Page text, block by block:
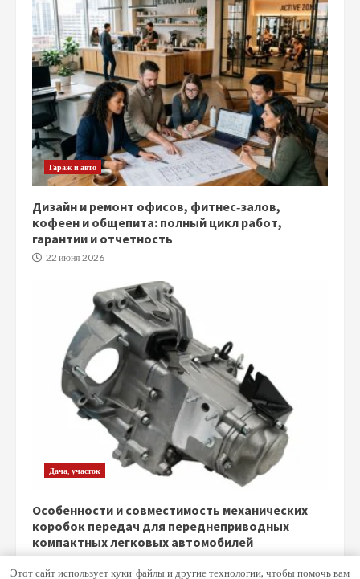
Гараж и авто
Дизайн и ремонт офисов, фитнес‑залов,
кофеен и общепита: полный цикл работ,
гарантии и отчетность
22 июня 2026
Дача, участок
Особенности и совместимость механических
коробок передач для переднеприводных
компактных легковых автомобилей
Этот сайт использует куки-файлы и другие технологии, чтобы помочь вам